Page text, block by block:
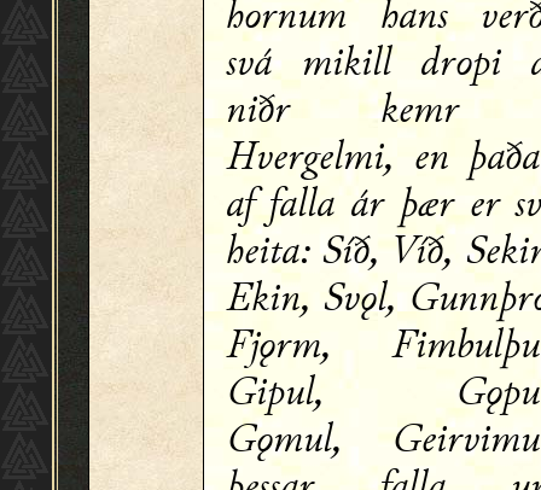
hornum hans
svá mikill dropi
niðr kemr
Hvergelmi, en
af falla ár þær er
heita: Síð, Víð,
Ekin, Svǫl,
Fjǫrm,
Gipul,
Gǫmul,